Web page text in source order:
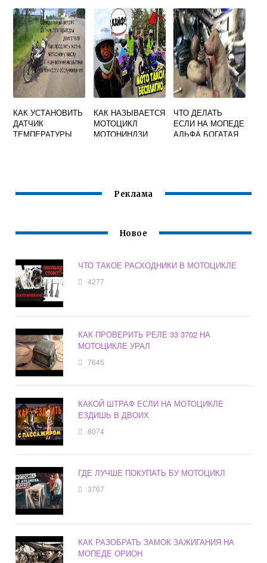
КАК УСТАНОВИТЬ
ДАТЧИК
ТЕМПЕРАТУРЫ
КАК НАЗЫВАЕТСЯ
МОТОЦИКЛ
МОТОНИНДЗИ
ЧТО ДЕЛАТЬ
ЕСЛИ НА МОПЕДЕ
АЛЬФА БОГАТАЯ
Реклама
Новое
ЧТО ТАКОЕ РАСХОДНИКИ В МОТОЦИКЛЕ
4277
КАК ПРОВЕРИТЬ РЕЛЕ 33 3702 НА
МОТОЦИКЛЕ УРАЛ
7645
КАКОЙ ШТРАФ ЕСЛИ НА МОТОЦИКЛЕ
ЕЗДИШЬ В ДВОИХ
8074
ГДЕ ЛУЧШЕ ПОКУПАТЬ БУ МОТОЦИКЛ
3767
КАК РАЗОБРАТЬ ЗАМОК ЗАЖИГАНИЯ НА
МОПЕДЕ ОРИОН